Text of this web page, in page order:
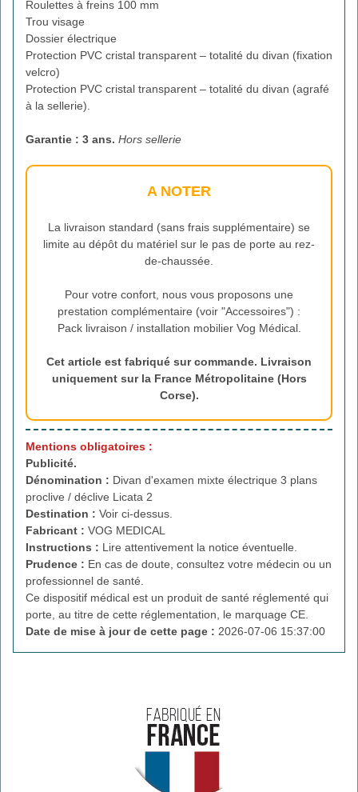
Roulettes à freins 100 mm
Trou visage
Dossier électrique
Protection PVC cristal transparent – totalité du divan (fixation
velcro)
Protection PVC cristal transparent – totalité du divan (agrafé
à la sellerie).
Garantie : 3 ans. Hors sellerie
A NOTER
La livraison standard (sans frais supplémentaire) se
limite au dépôt du matériel sur le pas de porte au rez-
de-chaussée.
Pour votre confort, nous vous proposons une
prestation complémentaire (voir "Accessoires") :
Pack livraison / installation mobilier Vog Médical.
Cet article est fabriqué sur commande. Livraison
uniquement sur la France Métropolitaine (Hors
Corse).
Mentions obligatoires :
Publicité.
Dénomination : Divan d'examen mixte électrique 3 plans
proclive / déclive Licata 2
Destination : Voir ci-dessus.
Fabricant : VOG MEDICAL
Instructions : Lire attentivement la notice éventuelle.
Prudence : En cas de doute, consultez votre médecin ou un
professionnel de santé.
Ce dispositif médical est un produit de santé réglementé qui
porte, au titre de cette réglementation, le marquage CE.
Date de mise à jour de cette page : 2026-07-06 15:37:00